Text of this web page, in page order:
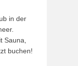
in der
Sauna,
buchen!